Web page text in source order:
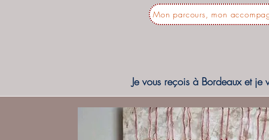
Mon parcours, mon
Je vous reçois à Bordeaux et